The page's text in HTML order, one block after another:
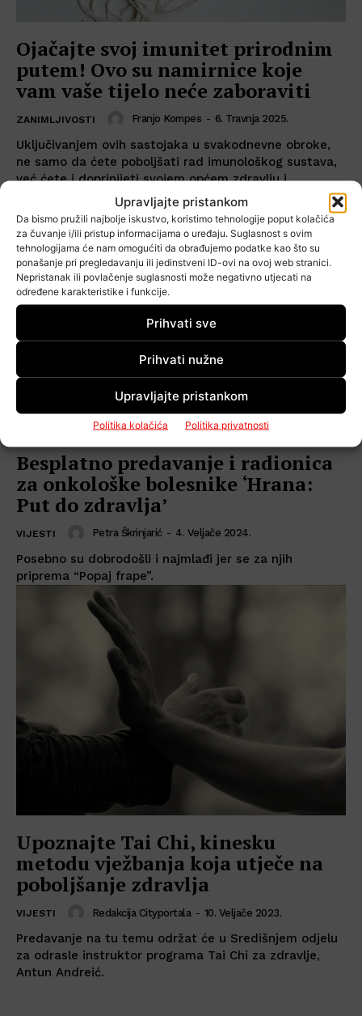
Upravljajte pristankom
Da bismo pružili najbolje iskustvo, koristimo tehnologije poput kolačića
za čuvanje i/ili pristup informacijama o uređaju. Suglasnost s ovim
tehnologijama će nam omogućiti da obrađujemo podatke kao što su
ponašanje pri pregledavanju ili jedinstveni ID-ovi na ovoj web stranici.
Nepristanak ili povlačenje suglasnosti može negativno utjecati na
određene karakteristike i funkcije.
Prihvati sve
Prihvati nužne
Upravljajte pristankom
Politika kolačića Politika privatnosti
Ojačajte svoj imunitet prirodnim
putem! Ovo su namirnice koje
vam vaše tijelo neće zaboraviti
ZANIMLJIVOSTI Franjo Kompes - 6. Travnja 2025.
Uključivanjem ovih sastojaka u svakodnevne obroke,
ne samo da ćete poboljšati rad imunološkog sustava,
već ćete i doprinijeti svojem općem zdravlju i
Besplatno predavanje i radionica
za onkološke bolesnike ‘Hrana:
Put do zdravlja’
VIJESTI Petra Škrinjarić - 4. Veljače 2024.
Posebno su dobrodošli i najmlađi jer se za njih
priprema “Popaj frape”.
Upoznajte Tai Chi, kinesku
metodu vježbanja koja utječe na
poboljšanje zdravlja
VIJESTI Redakcija Cityportala - 10. Veljače 2023.
Predavanje na tu temu održat će u Središnjem odjelu
za odrasle instruktor programa Tai Chi za zdravlje,
Antun Andreić.